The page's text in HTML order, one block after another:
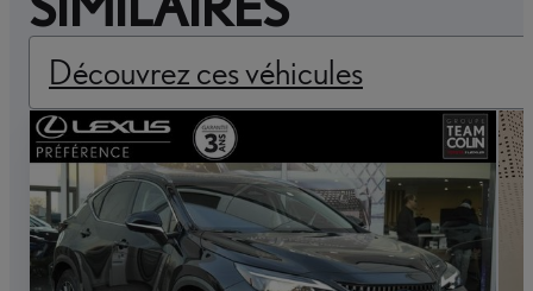
Découvrez ces véhicules